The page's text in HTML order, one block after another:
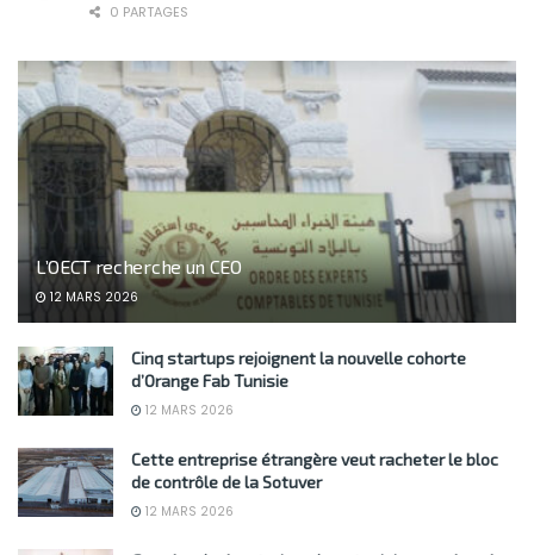
0 PARTAGES
L’OECT recherche un CEO
12 MARS 2026
Cinq startups rejoignent la nouvelle cohorte
d’Orange Fab Tunisie
12 MARS 2026
Cette entreprise étrangère veut racheter le bloc
de contrôle de la Sotuver
12 MARS 2026